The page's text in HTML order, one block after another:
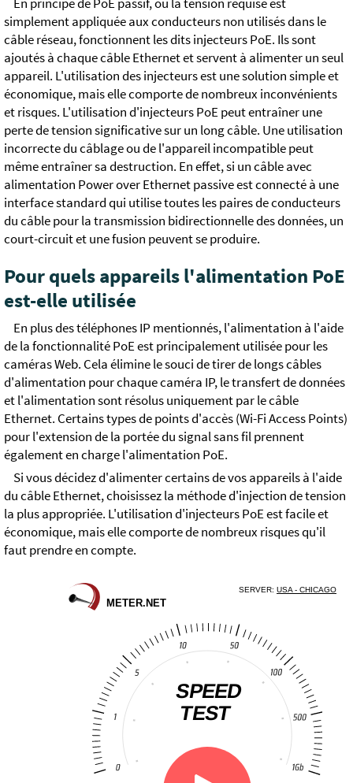
En principe de PoE passif, où la tension requise est
simplement appliquée aux conducteurs non utilisés dans le
câble réseau, fonctionnent les dits injecteurs PoE. Ils sont
ajoutés à chaque câble Ethernet et servent à alimenter un seul
appareil. L'utilisation des injecteurs est une solution simple et
économique, mais elle comporte de nombreux inconvénients
et risques. L'utilisation d'injecteurs PoE peut entraîner une
perte de tension significative sur un long câble. Une utilisation
incorrecte du câblage ou de l'appareil incompatible peut
même entraîner sa destruction. En effet, si un câble avec
alimentation Power over Ethernet passive est connecté à une
interface standard qui utilise toutes les paires de conducteurs
du câble pour la transmission bidirectionnelle des données, un
court-circuit et une fusion peuvent se produire.
Pour quels appareils l'alimentation PoE
est-elle utilisée
En plus des téléphones IP mentionnés, l'alimentation à l'aide
de la fonctionnalité PoE est principalement utilisée pour les
caméras Web. Cela élimine le souci de tirer de longs câbles
d'alimentation pour chaque caméra IP, le transfert de données
et l'alimentation sont résolus uniquement par le câble
Ethernet. Certains types de points d'accès (Wi-Fi Access Points)
pour l'extension de la portée du signal sans fil prennent
également en charge l'alimentation PoE.
Si vous décidez d'alimenter certains de vos appareils à l'aide
du câble Ethernet, choisissez la méthode d'injection de tension
la plus appropriée. L'utilisation d'injecteurs PoE est facile et
économique, mais elle comporte de nombreux risques qu'il
faut prendre en compte.